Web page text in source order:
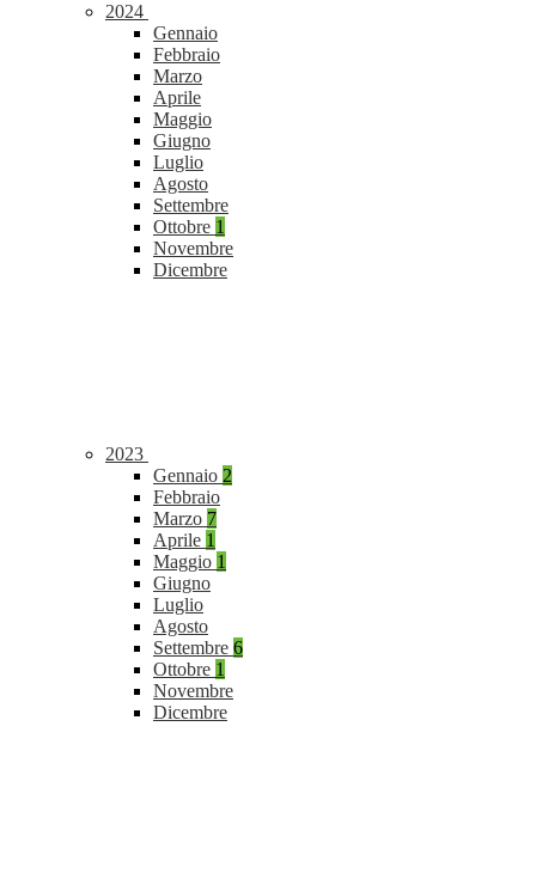
2024
Gennaio
Febbraio
Marzo
Aprile
Maggio
Giugno
Luglio
Agosto
Settembre
Ottobre 1
Novembre
Dicembre
2023
Gennaio 2
Febbraio
Marzo 7
Aprile 1
Maggio 1
Giugno
Luglio
Agosto
Settembre 6
Ottobre 1
Novembre
Dicembre